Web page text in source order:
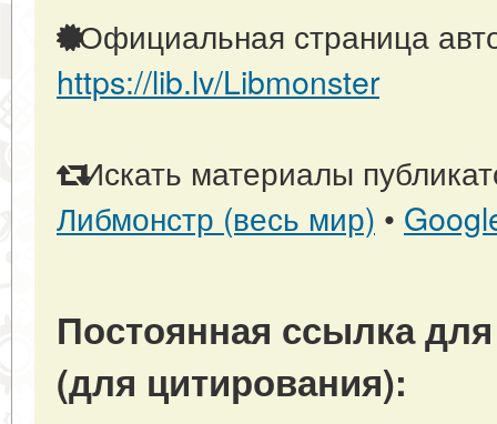
Официальная страница
https://lib.lv/Libmonster
Искать материалы
Либмонстр (весь мир) •
Постоянная ссылка
(для цитирования):